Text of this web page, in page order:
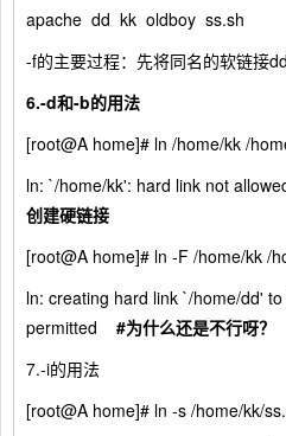
apache dd kk oldboy ss.sh
-f的主要过程：先将同名的软链接
6.-d和-b的用法
[root@A home]# ln /home/kk /
ln: `/home/kk': hard link not
创建硬链接
[root@A home]# ln -F /home/kk
ln: creating hard link `/home/dd'
permitted #为什么还是不行呀？
7.-i的用法
[root@A home]# ln -s /home/kk/